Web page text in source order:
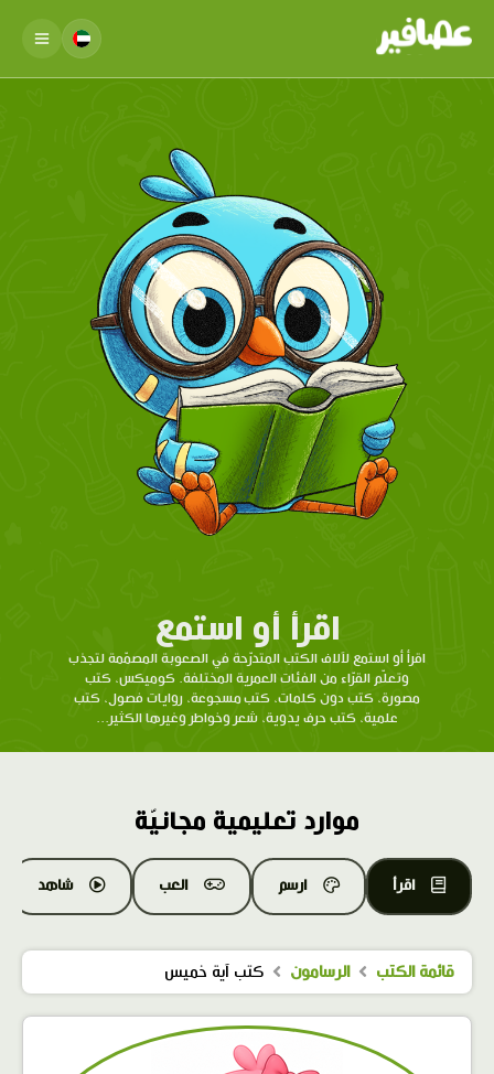
اقرأ أو استمع
اقرأ أو استمع لآلاف الكتب المتدرّحة في الصعوبة المصمّمة لتجذب
وتعلّم القرّاء من الفئات العمرية المختلفة. كوميكس، كتب
مصورة، كتب دون كلمات، كتب مسجوعة، روايات فصول، كتب
علمية، كتب حرف يدوية، شعر وخواطر وغيرها الكثير...
موارد تعليمية مجانيّة
اقرأ ارسم العب شاهد
قائمة الكتب الرسامون كتب آية خميس